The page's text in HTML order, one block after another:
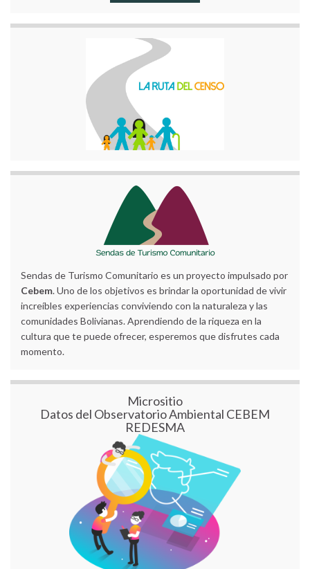
Sendas de Turismo Comunitario es un proyecto impulsado por
Cebem. Uno de los objetivos es brindar la oportunidad de vivir
increíbles experiencias conviviendo con la naturaleza y las
comunidades Bolivianas. Aprendiendo de la riqueza en la
cultura que te puede ofrecer, esperemos que disfrutes cada
momento.
Micrositio
Datos del Observatorio Ambiental CEBEM
REDESMA